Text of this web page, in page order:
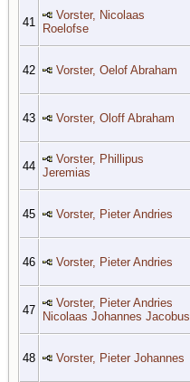
41
Vorster, Nicolaas
Roelofse
42 Vorster, Oelof Abraham
43 Vorster, Oloff Abraham
44
Vorster, Phillipus
Jeremias
45 Vorster, Pieter Andries
46 Vorster, Pieter Andries
47
Vorster, Pieter Andries
Nicolaas Johannes Jacobus
48 Vorster, Pieter Johannes